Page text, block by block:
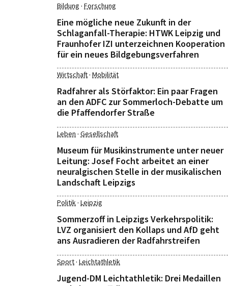
Bildung · Forschung
Eine mögliche neue Zukunft in der
Schlaganfall-Therapie: HTWK Leipzig und
Fraunhofer IZI unterzeichnen Kooperation
für ein neues Bildgebungsverfahren
Wirtschaft· Mobilität
Radfahrer als Störfaktor: Ein paar Fragen
an den ADFC zur Sommerloch-Debatte um
die Pfaffendorfer Straße
Leben · Gesellschaft
Museum für Musikinstrumente unter neuer
Leitung: Josef Focht arbeitet an einer
neuralgischen Stelle in der musikalischen
Landschaft Leipzigs
Politik· Leipzig
Sommerzoff in Leipzigs Verkehrspolitik:
LVZ organisiert den Kollaps und AfD geht
ans Ausradieren der Radfahrstreifen
Sport· Leichtathletik
Jugend-DM Leichtathletik: Drei Medaillen